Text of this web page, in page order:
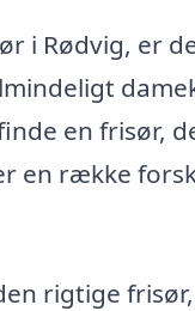
i Rødvig, er
en frisør,
en række
rigtige